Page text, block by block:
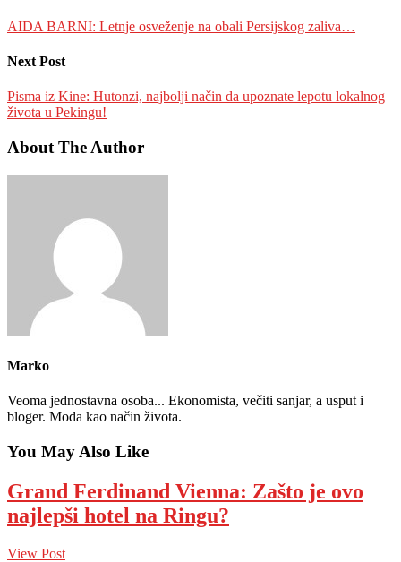
AIDA BARNI: Letnje osveženje na obali Persijskog zaliva…
Next Post
Pisma iz Kine: Hutonzi, najbolji način da upoznate lepotu lokalnog
života u Pekingu!
About The Author
Marko
Veoma jednostavna osoba... Ekonomista, večiti sanjar, a usput i
bloger. Moda kao način života.
You May Also Like
Grand Ferdinand Vienna: Zašto je ovo
najlepši hotel na Ringu?
View Post